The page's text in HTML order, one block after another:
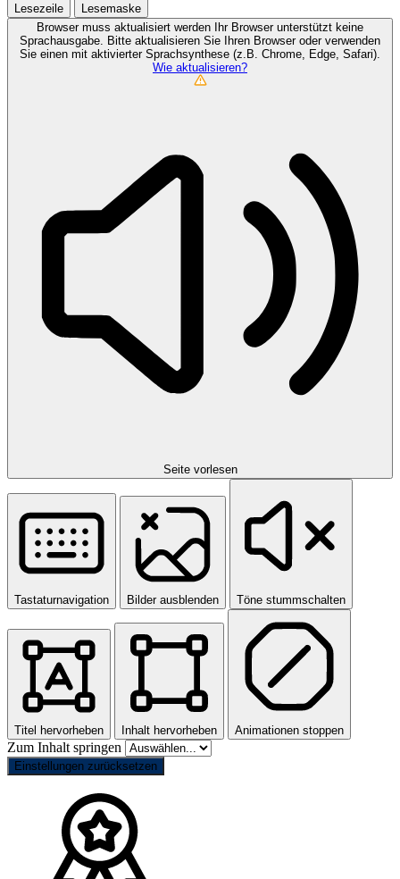
Lesezeile
Lesemaske
Browser muss aktualisiert werden
Ihr Browser unterstützt keine
Sprachausgabe. Bitte aktualisieren Sie Ihren Browser oder verwenden
Sie einen mit aktivierter Sprachsynthese (z.B. Chrome, Edge, Safari).
Wie aktualisieren?
Seite vorlesen
Tastaturnavigation Bilder ausblenden Töne stummschalten
Titel hervorheben Inhalt hervorheben Animationen stoppen
Zum Inhalt springen
Einstellungen zurücksetzen